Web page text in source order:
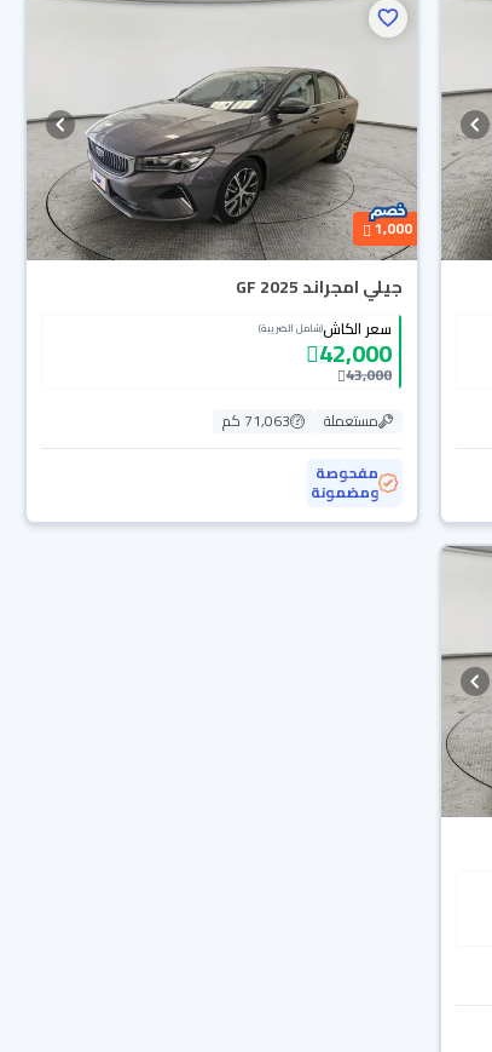
1,000
جيلي امجراند GF 2025
سعر الكاش(شامل الضريبة)
42,000
43,000
مستعملة
71,063 كم
مفحوصة
ومضمونة